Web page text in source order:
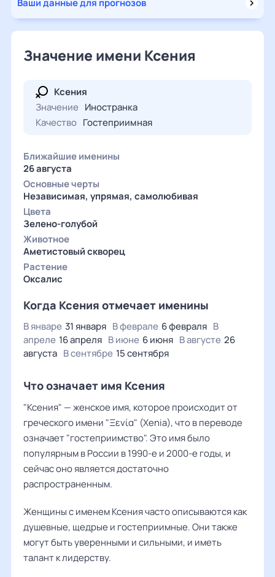
Ваши данные для прогнозов
Значение имени Ксения
Ксения
Значение Иностранка
Качество Гостеприимная
Ближайшие именины
26 августа
Основные черты
Независимая, упрямая, самолюбивая
Цвета
Зелено-голубой
Животное
Аметистовый скворец
Растение
Оксалис
Когда Ксения отмечает именины
В январе 31 января В феврале 6 февраля В
апреле 16 апреля В июне 6 июня В августе 26
августа В сентябре 15 сентября
Что означает имя Ксения
"Ксения" — женское имя, которое происходит от
греческого имени "Ξενία" (Xenia), что в переводе
означает "гостеприимство". Это имя было
популярным в России в 1990-е и 2000-е годы, и
сейчас оно является достаточно
распространенным.
Женщины с именем Ксения часто описываются как
душевные, щедрые и гостеприимные. Они также
могут быть уверенными и сильными, и иметь
талант к лидерству.